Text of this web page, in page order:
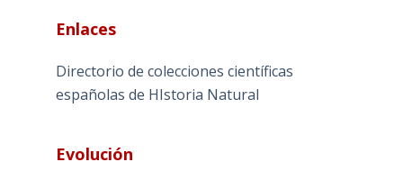
Enlaces
Directorio de colecciones científicas
españolas de HIstoria Natural
Evolución